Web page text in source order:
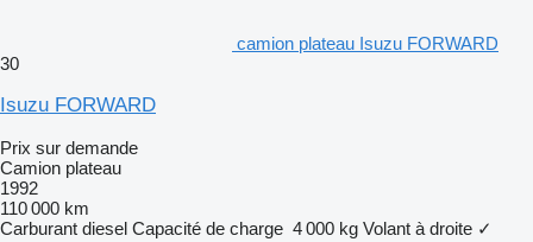
camion plateau Isuzu FORWARD
30
Isuzu FORWARD
Prix sur demande
Camion plateau
1992
110 000 km
Carburant diesel Capacité de charge 4 000 kg Volant à droite ✓